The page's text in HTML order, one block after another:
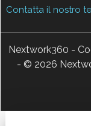
Contatta il nostro
Nextwork360 -
- © 2026